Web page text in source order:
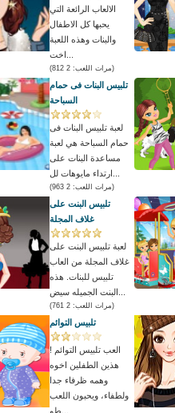
الالعاب الرائعة التي
يحبها كل الاطفال
والبنات وهذه اللعبة
(مرات اللعب: 2 812)
تلبيس البنات فى حمام
السباحة
لعبة تلبيس البنات فى
حمام السباحة هي لعبة
مساعدة البنات على
(مرات اللعب: 2 963)
تلبيس البنت على
غلاف المجلة
لعبة تلبيس البنت على
غلاف المجلة من العاب
تلبيس للبنات. هذه
(مرات اللعب: 2 761)
تلبيس التوائم
العب تلبيس التوائم !
هذين الطفلين اخوه
وهمه ظرفاء جدا
ولطفاء، ويحبون اللعب